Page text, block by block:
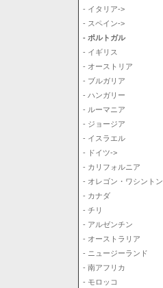
- イタリア->
- スペイン->
- ポルトガル
- イギリス
- オーストリア
- ブルガリア
- ハンガリー
- ルーマニア
- ジョージア
- イスラエル
- ドイツ->
- カリフォルニア
- オレゴン・ワシントン
- カナダ
- チリ
- アルゼンチン
- オーストラリア
- ニュージーランド
- 南アフリカ
- モロッコ